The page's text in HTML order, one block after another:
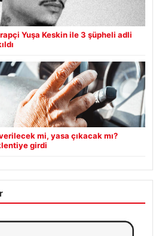
Yuşa Keskin ile 3 şüpheli adli
mi, yasa çıkacak mı?
girdi